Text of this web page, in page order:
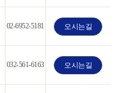
02-6952-5181 오시는길
032-561-6163 오시는길